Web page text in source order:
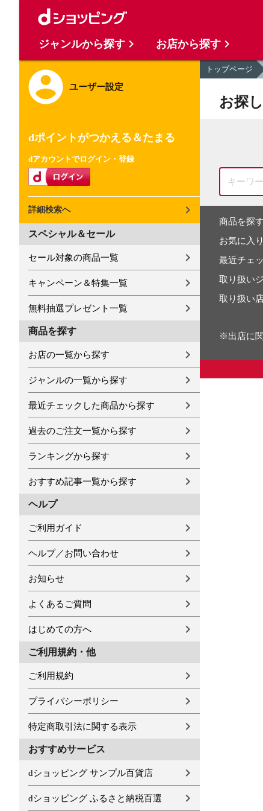
ユーザー設定
dポイントがつかえる＆たまる
dアカウントでログイン・登録
詳細検索へ
スペシャル＆セール
セール対象の商品一覧
キャンペーン＆特集一覧
無料抽選プレゼント一覧
商品を探す
お店の一覧から探す
ジャンルの一覧から探す
最近チェックした商品から探す
過去のご注文一覧から探す
ランキングから探す
おすすめ記事一覧から探す
ヘルプ
ご利用ガイド
ヘルプ／お問い合わせ
お知らせ
よくあるご質問
はじめての方へ
ご利用規約・他
ご利用規約
プライバシーポリシー
特定商取引法に関する表示
おすすめサービス
dショッピング サンプル百貨店
dショッピング ふるさと納税百選
トップページ
お探
商品を探す
お気に入
最近チェ
取り扱い
取り扱い
※出店に
ジャンルから探す お店から探す